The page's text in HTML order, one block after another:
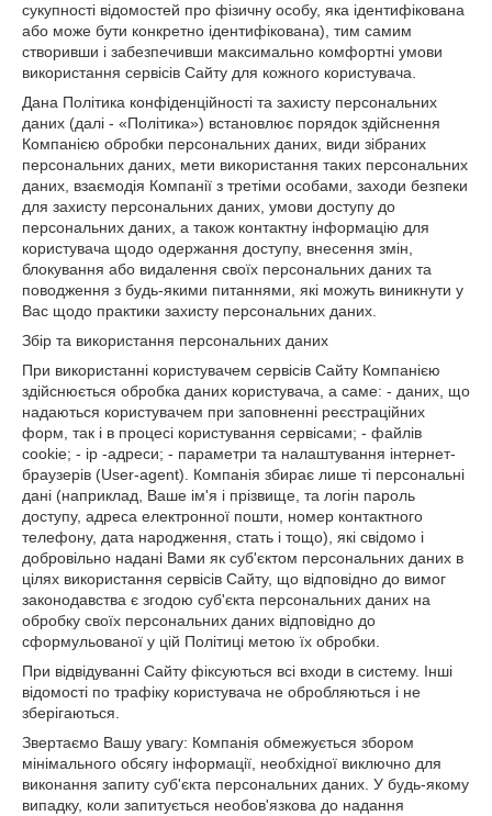
сукупності відомостей про фізичну особу, яка ідентифікована
або може бути конкретно ідентифікована), тим самим
створивши і забезпечивши максимально комфортні умови
використання сервісів Сайту для кожного користувача.
Дана Політика конфіденційності та захисту персональних
даних (далі - «Політика») встановлює порядок здійснення
Компанією обробки персональних даних, види зібраних
персональних даних, мети використання таких персональних
даних, взаємодія Компанії з третіми особами, заходи безпеки
для захисту персональних даних, умови доступу до
персональних даних, а також контактну інформацію для
користувача щодо одержання доступу, внесення змін,
блокування або видалення своїх персональних даних та
поводження з будь-якими питаннями, які можуть виникнути у
Вас щодо практики захисту персональних даних.
Збір та використання персональних даних
При використанні користувачем сервісів Сайту Компанією
здійснюється обробка даних користувача, а саме: - даних, що
надаються користувачем при заповненні реєстраційних
форм, так і в процесі користування сервісами; - файлів
cookie; - ір -адреси; - параметри та налаштування інтернет-
браузерів (User-agent). Компанія збирає лише ті персональні
дані (наприклад, Ваше ім'я і прізвище, та логін пароль
доступу, адреса електронної пошти, номер контактного
телефону, дата народження, стать і тощо), які свідомо і
добровільно надані Вами як суб'єктом персональних даних в
цілях використання сервісів Сайту, що відповідно до вимог
законодавства є згодою суб'єкта персональних даних на
обробку своїх персональних даних відповідно до
сформульованої у цій Політиці метою їх обробки.
При відвідуванні Сайту фіксуються всі входи в систему. Інші
відомості по трафіку користувача не обробляються і не
зберігаються.
Звертаємо Вашу увагу: Компанія обмежується збором
мінімального обсягу інформації, необхідної виключно для
виконання запиту суб'єкта персональних даних. У будь-якому
випадку, коли запитується необов'язкова до надання